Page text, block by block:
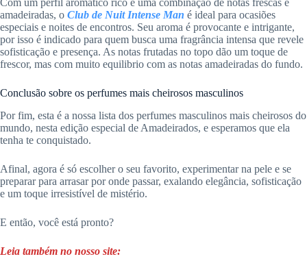
Com um perfil aromático rico e uma combinação de notas frescas e
amadeiradas, o Club de Nuit Intense Man é ideal para ocasiões
especiais e noites de encontros. Seu aroma é provocante e intrigante,
por isso é indicado para quem busca uma fragrância intensa que revele
sofisticação e presença. As notas frutadas no topo dão um toque de
frescor, mas com muito equilibrio com as notas amadeiradas do fundo.
Conclusão sobre os perfumes mais cheirosos masculinos
Por fim, esta é a nossa lista dos perfumes masculinos mais cheirosos do
mundo, nesta edição especial de Amadeirados, e esperamos que ela
tenha te conquistado.
Afinal, agora é só escolher o seu favorito, experimentar na pele e se
preparar para arrasar por onde passar, exalando elegância, sofisticação
e um toque irresistível de mistério.
E então, você está pronto?
Leia também no nosso site: